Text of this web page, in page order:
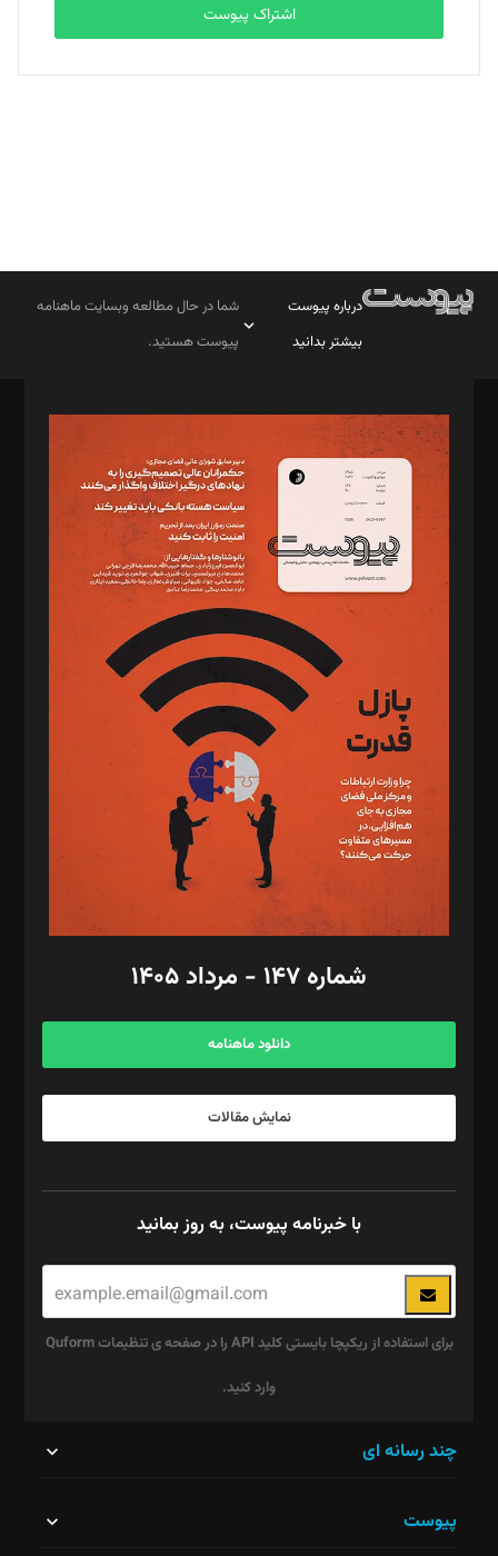
بابک نقاش
تحریریه
اشتراک پیوست
درباره پیوست
بیشتر بدانید
شما در حال مطالعه وبسایت ماهنامه
پیوست هستید.
مدیر مسئول: محمدباقر اثنی‌عشری
سردبیر: مهرک محمودی
دبیر تحریریه: میثم قاسمی
د‌بیر ناداستان: سمانه سمیع
د‌بیر خدمت و تجارت: ابوالفضل رجبی
د‌بیر حقوق فناوری: حسام‌الدین ایپکچی
د‌بیر پیوست جهان: مینا پاکدل
د‌بیر تحریریه آنلاین: بابک نقاش
تحریریه‌: مجتبی محمود‌ی، آرش برهمند، یسنا امان‌پور، سروش کرمیان،
مصطفی مسجدی آرانی، ابوالفضل رجبی، زهرا فکرانه، فائزه فتحی
رستمی،مصطفی باستان
ویرایش: نگار استاد‌‌آقا
طراح یونیفرم: مجید توکلی
فیلمبرداری و عکاسی: امیر شفیعی، مانی لطفی زاده
گرافیک و صفحه‌آرایی: سید‌سبحان‌علی ثابت
مد‌یر توسعه تجاری: کامبیز برید‌
امور مالی: شاپور رهبری، محمد‌ کاظمی‌نیا
آگهی و مشترکین: ۰۹۱۹۹۹۹۰۴۵۴
شماره ۱۴۷ - مرداد ۱۴۰۵
دانلود ماهنامه
نمایش مقالات
با خبرنامه پیوست، به روز بمانید
برای استفاده از ریکپچا بایستی کلید API را در صفحه ی تنظیمات Quform
وارد کنید.
نباید
چند رسانه ای
پیوست